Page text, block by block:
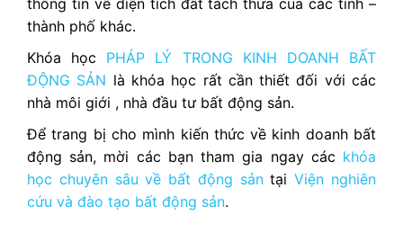
thông tin về diện tích đất tách thửa của các tỉnh –
thành phố khác.
Khóa học PHÁP LÝ TRONG KINH DOANH BẤT
ĐỘNG SẢN là khóa học rất cần thiết đối với các
nhà môi giới , nhà đầu tư bất động sản.
Để trang bị cho mình kiến thức về kinh doanh bất
động sản, mời các bạn tham gia ngay các khóa
học chuyên sâu về bất động sảntạiViện nghiên
cứu và đào tạo bất động sản.